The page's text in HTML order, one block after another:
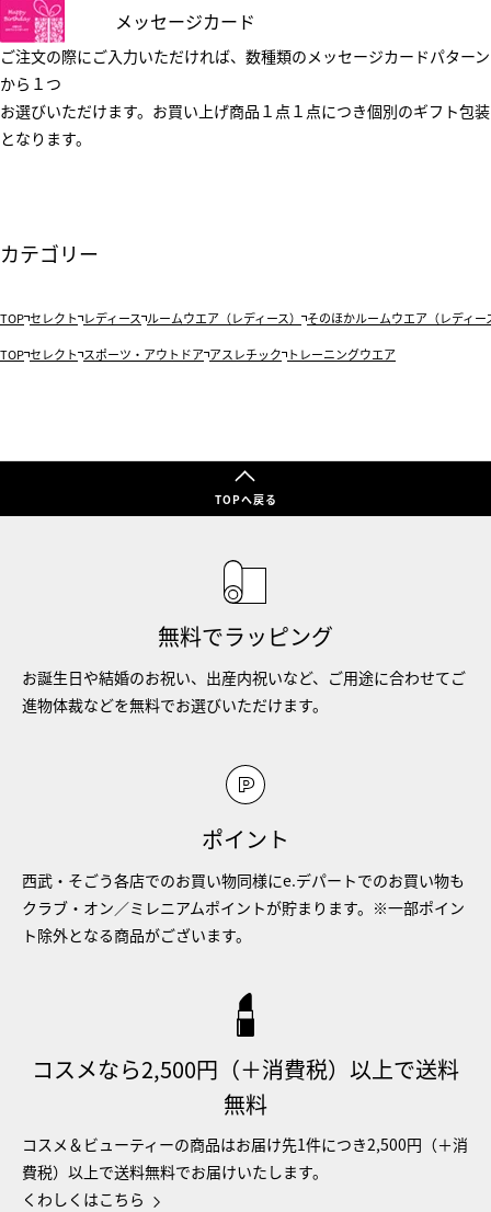
メッセージカード
ご注文の際にご入力いただければ、数種類のメッセージカードパターン
から１つ
お選びいただけます。お買い上げ商品１点１点につき個別のギフト包装
となります。
カテゴリー
TOP セレクト レディース ルームウエア（レディース） そのほかルームウエア（レディー
TOP セレクト スポーツ・アウトドア アスレチック トレーニングウエア
TOPへ戻る
無料でラッピング
お誕生日や結婚のお祝い、出産内祝いなど、ご用途に合わせてご
進物体裁などを無料でお選びいただけます。
ポイント
西武・そごう各店でのお買い物同様にe.デパートでのお買い物も
クラブ・オン／ミレニアムポイントが貯まります。※一部ポイン
ト除外となる商品がございます。
コスメなら2,500円（＋消費税）以上で送料
無料
コスメ＆ビューティーの商品はお届け先1件につき2,500円（＋消
費税）以上で送料無料でお届けいたします。
くわしくはこちら